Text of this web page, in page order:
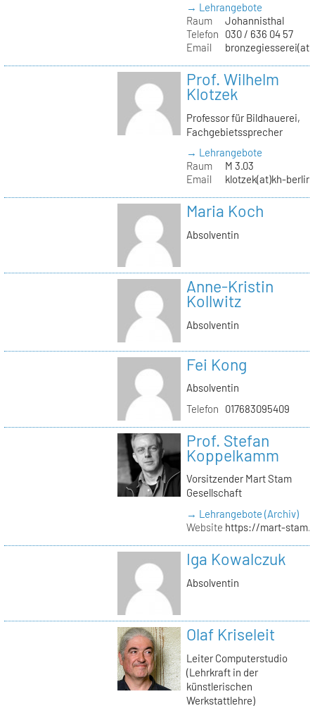
→ Lehrangebote
Raum
Johannisthal
Telefon
030 / 636 04 57
Email
Prof. Wilhelm
Klotzek
Professor für Bildhauerei,
Fachgebietssprecher
→ Lehrangebote
Raum
M 3.03
Email
klotzek(at)kh-
Maria Koch
Absolventin
Anne-Kristin
Kollwitz
Absolventin
Fei Kong
Absolventin
Telefon
017683095409
Prof. Stefan
Koppelkamm
Vorsitzender Mart Stam
Gesellschaft
→ Lehrangebote (Archiv)
Website https://mart-
Iga Kowalczuk
Absolventin
Olaf Kriseleit
Leiter Computerstudio
(Lehrkraft in der
künstlerischen
Werkstattlehre)